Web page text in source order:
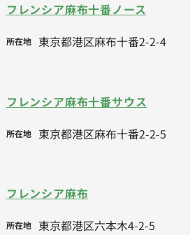
フレンシア麻布十番ノース
所在地 東京都港区麻布十番2-2-4
フレンシア麻布十番サウス
所在地 東京都港区麻布十番2-2-5
フレンシア麻布
所在地 東京都港区六本木4-2-5